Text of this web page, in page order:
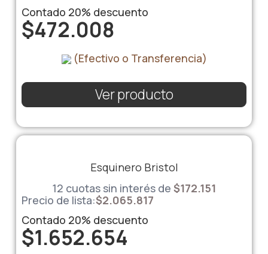
Contado 20% descuento
$472.008
(Efectivo o Transferencia)
Ver producto
Esquinero Bristol
12 cuotas sin interés de $172.151
Precio de lista:$2.065.817
Contado 20% descuento
$1.652.654